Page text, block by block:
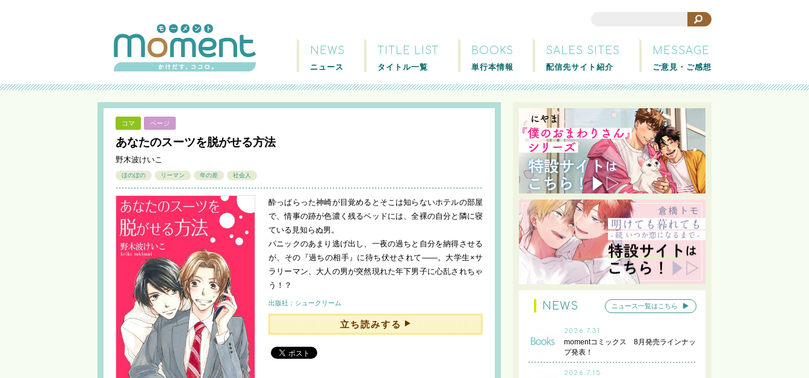
NEWS
ニュース
TITLE LIST
タイトル一覧
BOOKS
単行本情報
SALES SITES
配信先サイト紹介
MESSAGE
ご意見・ご感想
コマ ページ
あなたのスーツを脱がせる方法
野木波けいこ
ほのぼの リーマン 年の差 社会人
酔っぱらった神崎が目覚めるとそこは知らないホテルの部屋
で、情事の跡が色濃く残るベッドには、全裸の自分と隣に寝
ている見知らぬ男。
パニックのあまり逃げ出し、一夜の過ちと自分を納得させる
が、その『過ちの相手』に待ち伏せされて——。大学生×サ
ラリーマン、大人の男が突然現れた年下男子に心乱されちゃ
う！？
出版社：シュークリーム
立ち読みする
NEWS ニュース一覧はこちら
2026.7.31
momentコミックス 8月発売ラインナッ
プ発表！
2026.7.15